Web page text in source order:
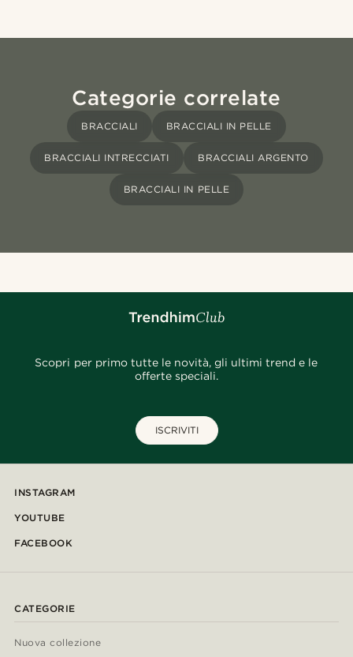
Categorie correlate
BRACCIALI BRACCIALI IN PELLE
BRACCIALI INTRECCIATI BRACCIALI ARGENTO
BRACCIALI IN PELLE
Scopri per primo tutte le novità, gli ultimi trend e le
offerte speciali.
ISCRIVITI
INSTAGRAM
YOUTUBE
FACEBOOK
CATEGORIE
Nuova collezione